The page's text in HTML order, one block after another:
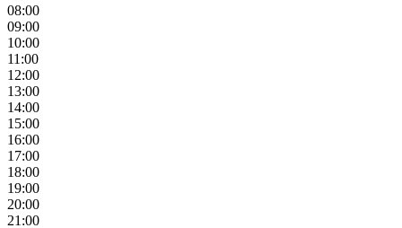
08:00
09:00
10:00
11:00
12:00
13:00
14:00
15:00
16:00
17:00
18:00
19:00
20:00
21:00